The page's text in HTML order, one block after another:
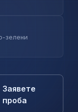
зелени
Заявете
проба